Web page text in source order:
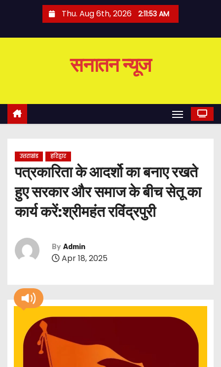
o
Thu. Aug 6th, 2026 2:11:53 AM
सनातन न्यूज
उत्तराखंड हरिद्वार
पत्रकारिता के आदर्शो का बनाए रखते
हुए सरकार और समाज के बीच सेतू का
कार्य करें:श्रीमहंत रविंद्रपुरी
By Admin
Apr 18, 2025